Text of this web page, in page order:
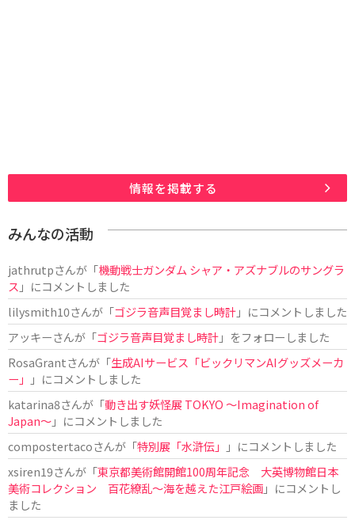
情報を掲載する
みんなの活動
jathrutpさんが「機動戦士ガンダム シャア・アズナブルのサングラ
ス 」にコメントしました
lilysmith10さんが「ゴジラ音声目覚まし時計」にコメントしました
アッキーさんが「ゴジラ音声目覚まし時計」をフォローしました
RosaGrantさんが「生成AIサービス「ビックリマンAIグッズメーカ
ー」
」にコメントしました
katarina8さんが「動き出す妖怪展 TOKYO 〜Imagination of
Japan〜」にコメントしました
compostertacoさんが「特別展「水滸伝」
」にコメントしました
xsiren19さんが「東京都美術館開館100周年記念 大英博物館日本
美術コレクション 百花繚乱～海を越えた江戸絵画」にコメントし
ました